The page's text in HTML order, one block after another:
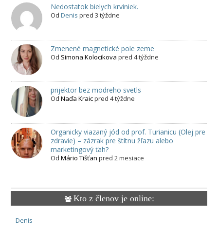
Nedostatok bielych krviniek.
Od Denis pred 3 týždne
Zmenené magnetické pole zeme
Od Simona Kolocikova pred 4 týždne
prijektor bez modreho svetls
Od Naďa Kraicpred 4 týždne
Organicky viazaný jód od prof. Turianicu (Olej pre
zdravie) – zázrak pre štítnu žľazu alebo
marketingový ťah?
Od Mário Tišťan pred 2 mesiace
Kto z členov je online:
Denis